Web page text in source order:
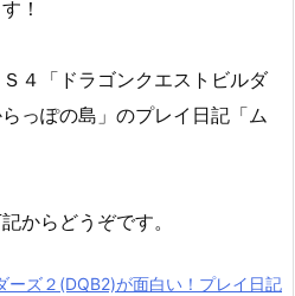
！
４「ドラゴンクエストビルダ
っぽの島」のプレイ日記「ム
からどうぞです。
ーズ２(DQB2)が面白い！プレイ日記